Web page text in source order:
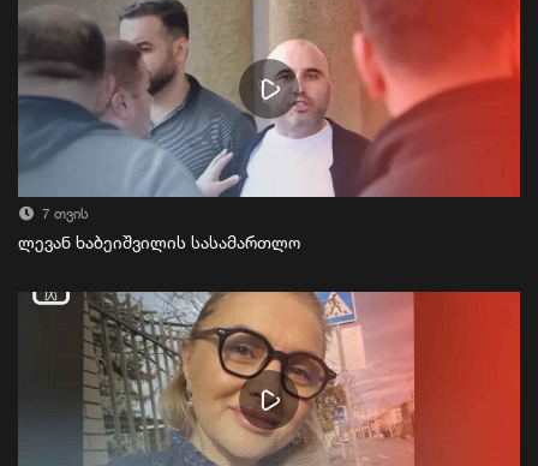
7 თვის
ლევან ხაბეიშვილის სასამართლო